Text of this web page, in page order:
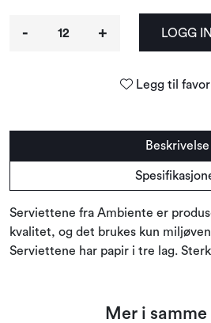
- + LOGG
Legg til
Beskrivelse
Serviettene fra Ambiente er
kvalitet, og det brukes kun
Serviettene har papir i tre lag.
Mer i samme